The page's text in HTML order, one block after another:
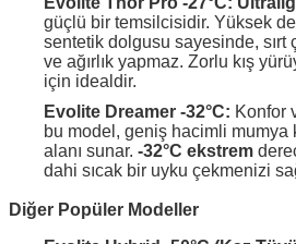
güçlü bir temsilcisidir. Yüksek
sentetik dolgusu sayesinde, sırt
ve ağırlık yapmaz. Zorlu kış
için idealdir.
Evolite Dreamer -32°C: Konfor
bu model, geniş hacimli
alanı sunar. -32°C ekstrem
dahi sıcak bir uyku çekmenizi
Diğer Popüler Modeller